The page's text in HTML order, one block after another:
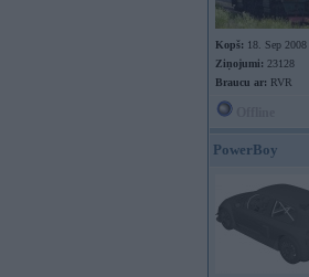
Kopš: 18. Sep 2008
Ziņojumi: 23128
Braucu ar: RVR
PowerBoy